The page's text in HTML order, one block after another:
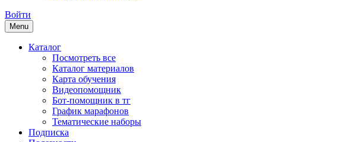
Войти
Menu
Каталог
Посмотреть все
Каталог материалов
Карта обучения
Видеопомощник
Бот-помощник в тг
График марафонов
Тематические наборы
Подписка